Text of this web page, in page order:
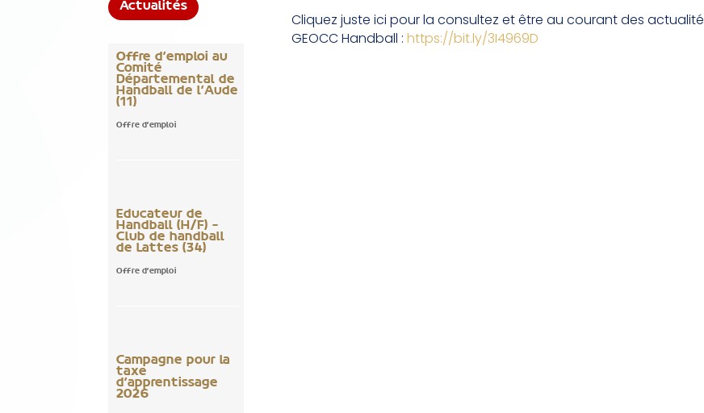
Actualités
Offre d’emploi au
Comité
Départemental de
Handball de l’Aude
(11)
Offre d'emploi
Educateur de
Handball (H/F) –
Club de handball
de Lattes (34)
Offre d'emploi
Campagne pour la
taxe
d’apprentissage
2026
Cliquez juste ici pour la consultez et être au courant des
GEOCC Handball :https://bit.ly/3I4969D